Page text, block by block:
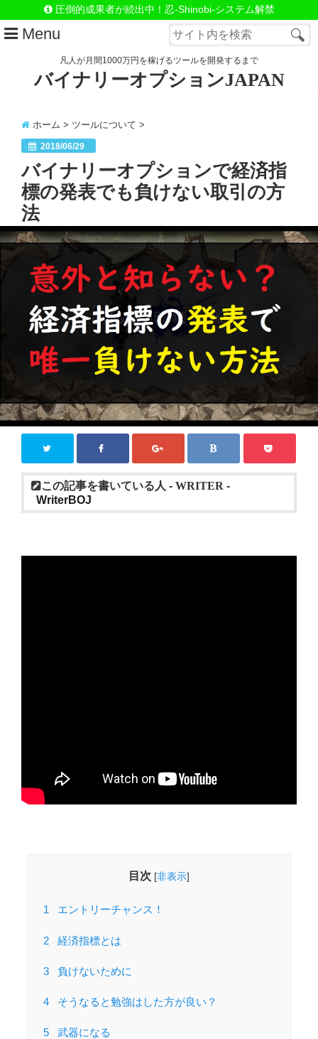
圧倒的成果者が続出中！忍-Shinobi-システム解禁
Menu
はじめての方へ
忍システム詳細
忍=極-システム詳細
忍＆極セットで手に入れる
自動売買システムSnake
Close
凡人が月間1000万円を稼げるツールを開発するまで
バイナリーオプションJAPAN
ホーム > ツールについて >
2018/06/29
バイナリーオプションで経済指
標の発表でも負けない取引の方
法
この記事を書いている人 - WRITER -
WriterBOJ
目次 [非表示]
1 エントリーチャンス！
2 経済指標とは
3 負けないために
4 そうなると勉強はした方が良い？
5 武器になる